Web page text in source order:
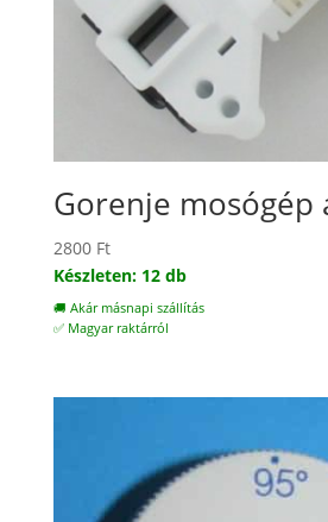
Gorenje mosógép
2800 Ft
Készleten: 12 db
🚚 Akár másnapi szállítás
✅ Magyar raktárról